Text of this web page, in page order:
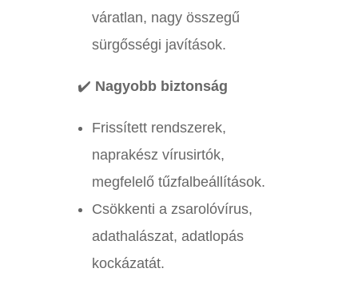
váratlan, nagy összegű
sürgősségi javítások.
✔️ Nagyobb biztonság
Frissített rendszerek,
naprakész vírusirtók,
megfelelő tűzfalbeállítások.
Csökkenti a zsarolóvírus,
adathalászat, adatlopás
kockázatát.